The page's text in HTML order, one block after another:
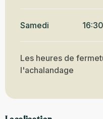
Samedi
Les heures de
l'achalandage